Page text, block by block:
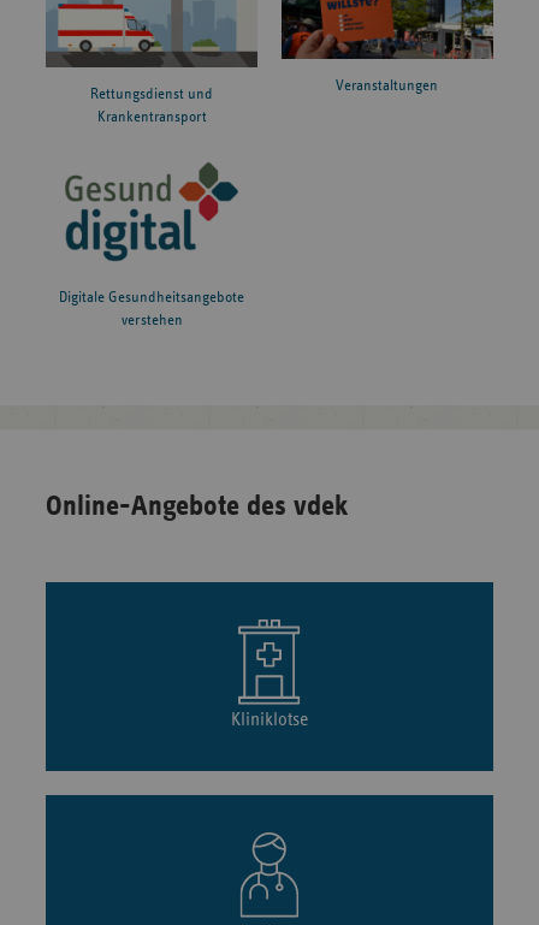
Rettungsdienst und
Krankentransport
Veranstaltungen
Digitale Gesundheitsangebote
verstehen
Online-Angebote des vdek
Kliniklotse